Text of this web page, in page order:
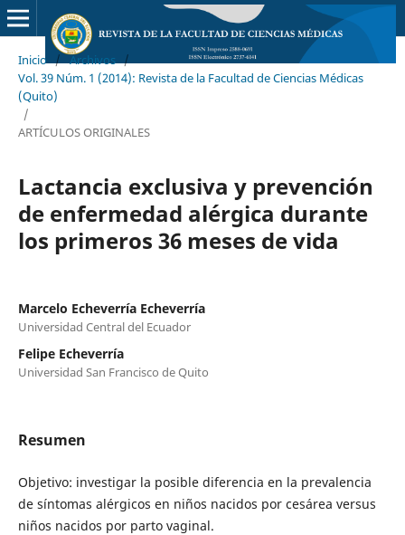
Inicio / Archivos /
Vol. 39 Núm. 1 (2014): Revista de la Facultad de Ciencias Médicas
(Quito)
/
ARTÍCULOS ORIGINALES
Lactancia exclusiva y prevención
de enfermedad alérgica durante
los primeros 36 meses de vida
Marcelo Echeverría Echeverría
Universidad Central del Ecuador
Felipe Echeverría
Universidad San Francisco de Quito
Resumen
Objetivo: investigar la posible diferencia en la prevalencia
de síntomas alérgicos en niños nacidos por cesárea versus
niños nacidos por parto vaginal.